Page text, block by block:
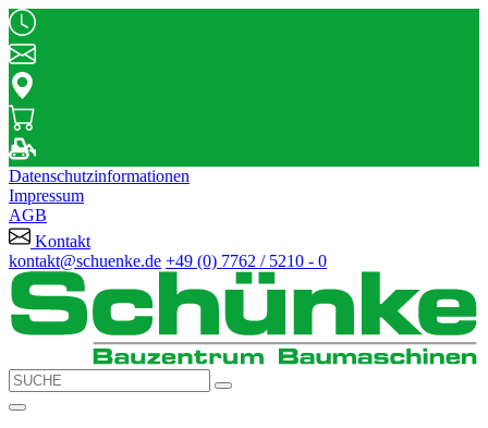
Datenschutzinformationen
Impressum
AGB
Kontakt
kontakt@schuenke.de +49 (0) 7762 / 5210 - 0